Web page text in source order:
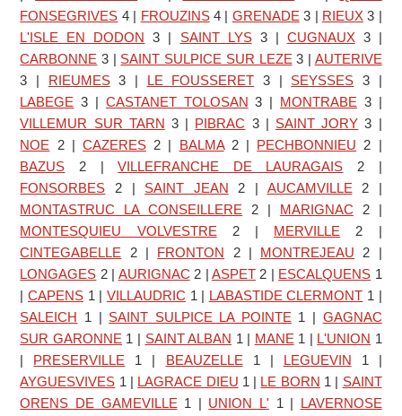
FONSEGRIVES 4 | FROUZINS4 | GRENADE 3 | RIEUX3 |
L'ISLE EN DODON 3 | SAINT LYS3 | CUGNAUX3 |
CARBONNE 3 | SAINT SULPICE SUR LEZE 3 | AUTERIVE
3 | RIEUMES3 | LE FOUSSERET 3 | SEYSSES 3 |
LABEGE 3 | CASTANET TOLOSAN 3 | MONTRABE 3 |
VILLEMUR SUR TARN 3 | PIBRAC 3 | SAINT JORY 3 |
NOE 2 | CAZERES 2 | BALMA2 | PECHBONNIEU 2 |
BAZUS 2 |VILLEFRANCHE DE LAURAGAIS 2 |
FONSORBES 2 | SAINT JEAN 2 | AUCAMVILLE 2 |
MONTASTRUC LA CONSEILLERE 2 | MARIGNAC 2 |
MONTESQUIEU VOLVESTRE 2 | MERVILLE 2 |
CINTEGABELLE 2 | FRONTON 2 | MONTREJEAU 2 |
LONGAGES 2 | AURIGNAC 2 | ASPET2 | ESCALQUENS 1
|CAPENS 1 | VILLAUDRIC 1 | LABASTIDE CLERMONT 1 |
SALEICH 1 | SAINT SULPICE LA POINTE 1 | GAGNAC
SUR GARONNE 1 | SAINT ALBAN 1 | MANE 1 | L'UNION 1
| PRESERVILLE 1 | BEAUZELLE 1 | LEGUEVIN 1 |
AYGUESVIVES 1 | LAGRACE DIEU 1 | LE BORN 1 | SAINT
ORENS DE GAMEVILLE 1 | UNION L' 1 | LAVERNOSE